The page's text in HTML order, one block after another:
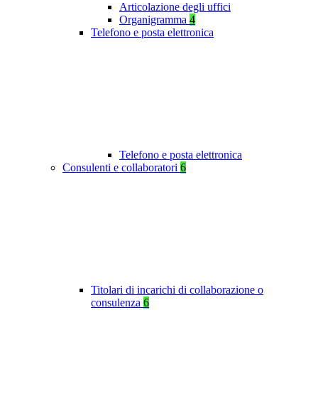
Articolazione degli uffici
Organigramma 4
Telefono e posta elettronica
Telefono e posta elettronica
Consulenti e collaboratori 6
Titolari di incarichi di collaborazione o
consulenza 6